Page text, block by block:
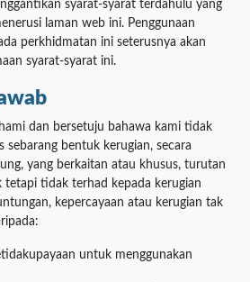
syarat-syarat terdahulu yang
laman web ini. Penggunaan
perkhidmatan ini seterusnya akan
syarat-syarat ini.
dan bersetuju bahawa kami tidak
sebarang bentuk kerugian, secara
yang berkaitan atau khusus, turutan
tetapi tidak terhad kepada kerugian
kepercayaan atau kerugian tak
untuk menggunakan